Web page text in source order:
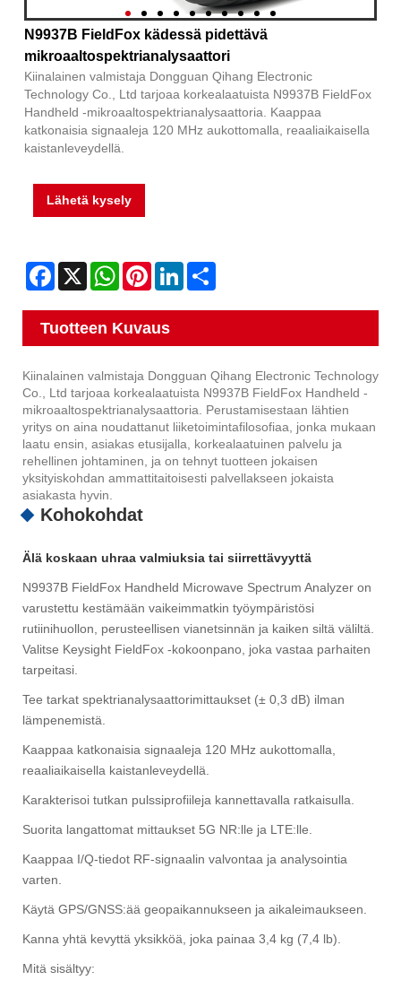
N9937B FieldFox kädessä pidettävä
mikroaaltospektrianalysaattori
Kiinalainen valmistaja Dongguan Qihang Electronic
Technology Co., Ltd tarjoaa korkealaatuista N9937B FieldFox
Handheld -mikroaaltospektrianalysaattoria. Kaappaa
katkonaisia ​​signaaleja 120 MHz aukottomalla, reaaliaikaisella
kaistanleveydellä.
Lähetä kysely
Facebook
X WhatsAppPinterestLinkedIn
Tuotteen Kuvaus
Kiinalainen valmistaja Dongguan Qihang Electronic Technology
Co., Ltd tarjoaa korkealaatuista N9937B FieldFox Handheld -
mikroaaltospektrianalysaattoria. Perustamisestaan ​​lähtien
yritys on aina noudattanut liiketoimintafilosofiaa, jonka mukaan
laatu ensin, asiakas etusijalla, korkealaatuinen palvelu ja
rehellinen johtaminen, ja on tehnyt tuotteen jokaisen
yksityiskohdan ammattitaitoisesti palvellakseen jokaista
asiakasta hyvin.
Kohokohdat
Älä koskaan uhraa valmiuksia tai siirrettävyyttä
N9937B FieldFox Handheld Microwave Spectrum Analyzer on
varustettu kestämään vaikeimmatkin työympäristösi
rutiinihuollon, perusteellisen vianetsinnän ja kaiken siltä väliltä.
Valitse Keysight FieldFox -kokoonpano, joka vastaa parhaiten
tarpeitasi.
Tee tarkat spektrianalysaattorimittaukset (± 0,3 dB) ilman
lämpenemistä.
Kaappaa katkonaisia ​​signaaleja 120 MHz aukottomalla,
reaaliaikaisella kaistanleveydellä.
Karakterisoi tutkan pulssiprofiileja kannettavalla ratkaisulla.
Suorita langattomat mittaukset 5G NR:lle ja LTE:lle.
Kaappaa I/Q-tiedot RF-signaalin valvontaa ja analysointia
varten.
Käytä GPS/GNSS:ää geopaikannukseen ja aikaleimaukseen.
Kanna yhtä kevyttä yksikköä, joka painaa 3,4 kg (7,4 lb).
Mitä sisältyy: